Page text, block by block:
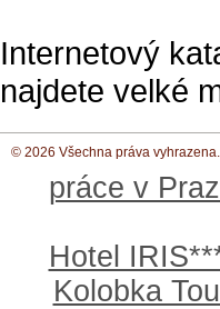
Internetový
najdete velké
© 2026 Všechna práva
práce v
Hotel
Kolobka